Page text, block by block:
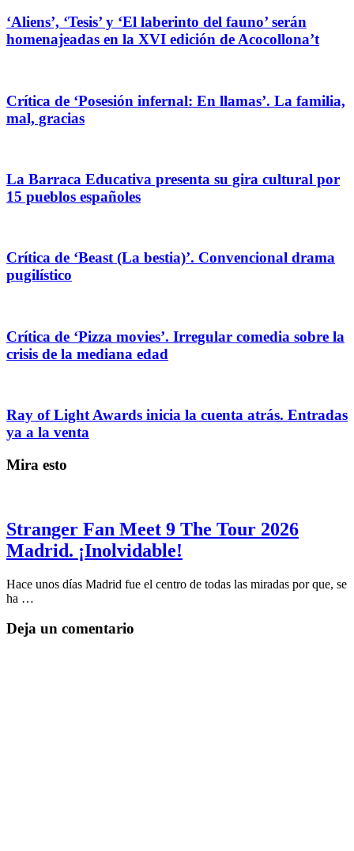
‘Aliens’, ‘Tesis’ y ‘El laberinto del fauno’ serán
homenajeadas en la XVI edición de Acocollona’t
Crítica de ‘Posesión infernal: En llamas’. La familia,
mal, gracias
La Barraca Educativa presenta su gira cultural por
15 pueblos españoles
Crítica de ‘Beast (La bestia)’. Convencional drama
pugilístico
Crítica de ‘Pizza movies’. Irregular comedia sobre la
crisis de la mediana edad
Ray of Light Awards inicia la cuenta atrás. Entradas
ya a la venta
Mira esto
Stranger Fan Meet 9 The Tour 2026
Madrid. ¡Inolvidable!
Hace unos días Madrid fue el centro de todas las miradas por que, se
ha …
Deja un comentario